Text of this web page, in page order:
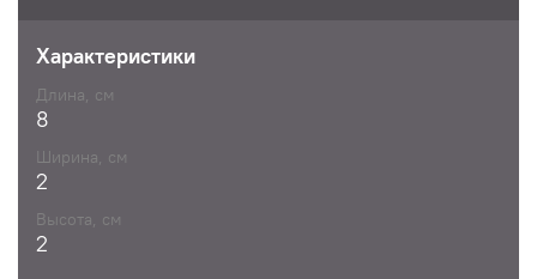
Характеристики
Длина, см
8
Ширина, см
2
Высота, см
2